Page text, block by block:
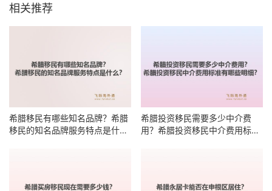
相关推荐
希腊移民有哪些知名品牌？希腊
移民的知名品牌服务特点是什
希腊投资移民需要多少中介费
用？希腊投资移民中介费用标准